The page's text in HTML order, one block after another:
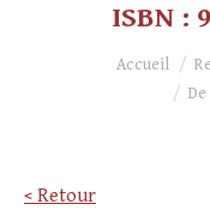
ISBN :
Vous êtes ici :Accueil
< Retour